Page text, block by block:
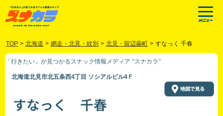
TOP > 北海道 > 網走・北見・紋別 > 北見・留辺蘂町 > すなっく 千春
「行きたい」が見つかるスナック情報メディア “スナカラ”
北海道北見市北五条西4丁目 ソシアルビル4Ｆ
すなっく 千春